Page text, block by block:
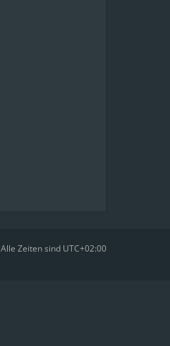
Alle Zeiten sind UTC+02:00